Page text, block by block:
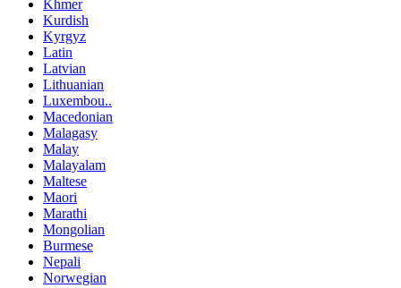
Khmer
Kurdish
Kyrgyz
Latin
Latvian
Lithuanian
Luxembou..
Macedonian
Malagasy
Malay
Malayalam
Maltese
Maori
Marathi
Mongolian
Burmese
Nepali
Norwegian